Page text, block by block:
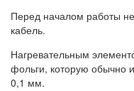
Перед началом работы не
кабель.
Нагревательным
фольги, которую обычно
0,1 мм.